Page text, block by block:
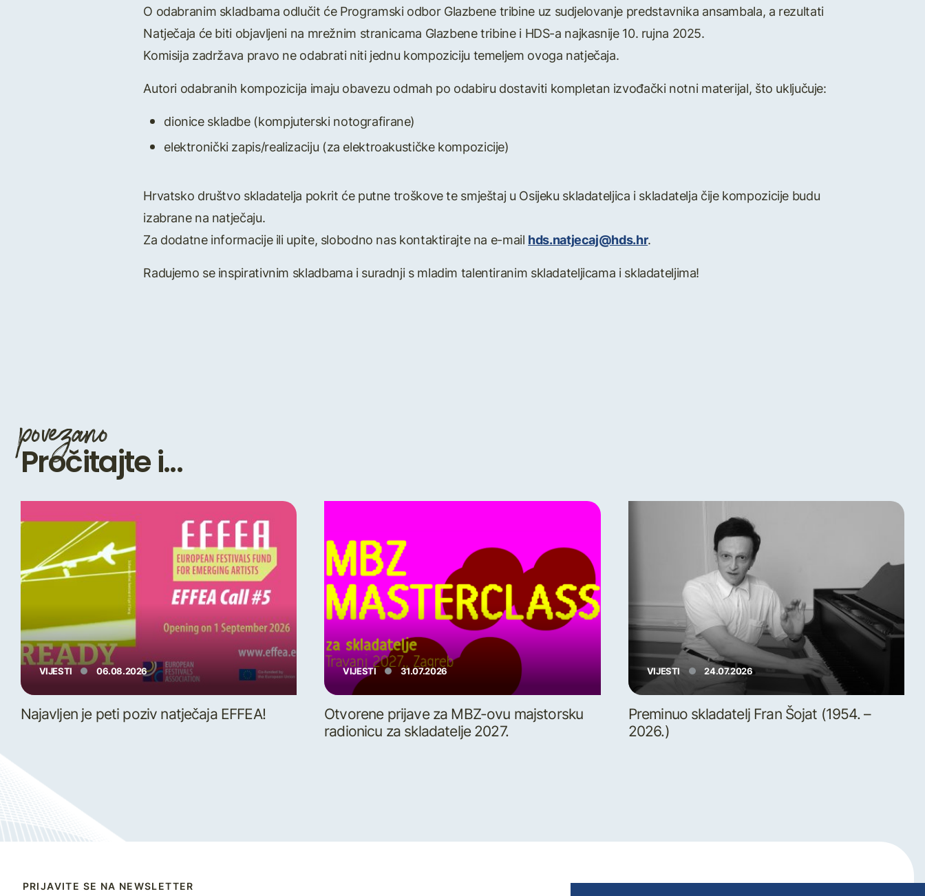
O odabranim skladbama odlučit će Programski odbor Glazbene tribine uz sudjelovanje predstavnika ansambala, a rezultati
Natječaja će biti objavljeni na mrežnim stranicama Glazbene tribine i HDS-a najkasnije 10. rujna 2025.
Komisija zadržava pravo ne odabrati niti jednu kompoziciju temeljem ovoga natječaja.
Autori odabranih kompozicija imaju obavezu odmah po odabiru dostaviti kompletan izvođački notni materijal, što uključuje:
dionice skladbe (kompjuterski notografirane)
elektronički zapis/realizaciju (za elektroakustičke kompozicije)
Hrvatsko društvo skladatelja pokrit će putne troškove te smještaj u Osijeku skladateljica i skladatelja čije kompozicije budu
izabrane na natječaju.
Za dodatne informacije ili upite, slobodno nas kontaktirajte na e-mail hds.natjecaj@hds.hr.
Radujemo se inspirativnim skladbama i suradnji s mladim talentiranim skladateljicama i skladateljima!
povezano
Pročitajte i...
VIJESTI 06.08.2026
Najavljen je peti poziv natječaja EFFEA!
VIJESTI 31.07.2026
Otvorene prijave za MBZ-ovu majstorsku
radionicu za skladatelje 2027.
VIJESTI 24.07.2026
Preminuo skladatelj Fran Šojat (1954. –
2026.)
PRIJAVITE SE NA NEWSLETTER